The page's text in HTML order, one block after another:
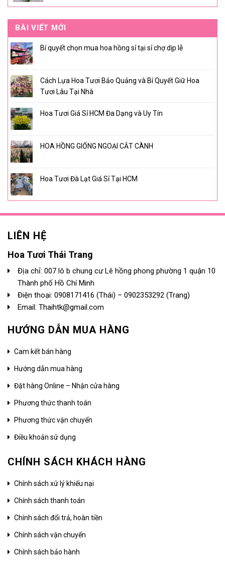
BÀI VIẾT MỚI
Bí quyết chọn mua hoa hồng sỉ tại sỉ chợ dịp lễ
Cách Lựa Hoa Tươi Bảo Quảng và Bí Quyết Giữ Hoa
Tươi Lâu Tại Nhà
Hoa Tươi Giá Sỉ HCM Đa Dạng và Uy Tín
HOA HỒNG GIỐNG NGOẠI CẮT CÀNH
Hoa Tươi Đà Lạt Giá Sỉ Tại HCM
LIÊN HỆ
Hoa Tươi Thái Trang
Địa chỉ: 007 lô b chung cư Lê hồng phong phường 1 quận 10
Thành phố Hồ Chí Minh
Điện thoại: 0908171416 (Thái) – 0902353292 (Trang)
Email: Thaihtk@gmail.com
HƯỚNG DẪN MUA HÀNG
Cam kết bán hàng
Hướng dẫn mua hàng
Đặt hàng Online – Nhận cửa hàng
Phương thức thanh toán
Phương thức vận chuyển
Điều khoản sử dụng
CHÍNH SÁCH KHÁCH HÀNG
Chính sách xử lý khiếu nại
Chính sách thanh toán
Chính sách đổi trả, hoàn tiền
Chính sách vận chuyển
Chính sách bảo hành